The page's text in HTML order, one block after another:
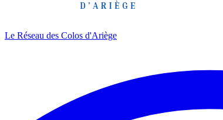
Le Réseau des Colos d'Ariège